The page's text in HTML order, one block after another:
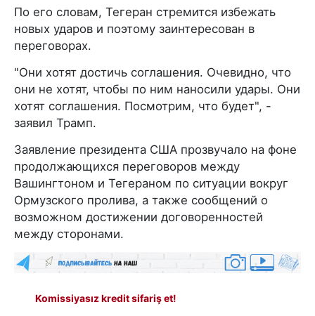
По его словам, Тегеран стремится избежать
новых ударов и поэтому заинтересован в
переговорах.
"Они хотят достичь соглашения. Очевидно, что
они не хотят, чтобы по ним наносили удары. Они
хотят соглашения. Посмотрим, что будет", -
заявил Трамп.
Заявление президента США прозвучало на фоне
продолжающихся переговоров между
Вашингтоном и Тегераном по ситуации вокруг
Ормузского пролива, а также сообщений о
возможном достижении договоренностей
между сторонами.
Komissiyasız kredit sifariş et!